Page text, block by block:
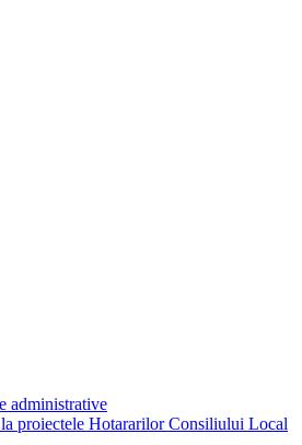
administrative
proiectele Hotararilor Consiliului Local